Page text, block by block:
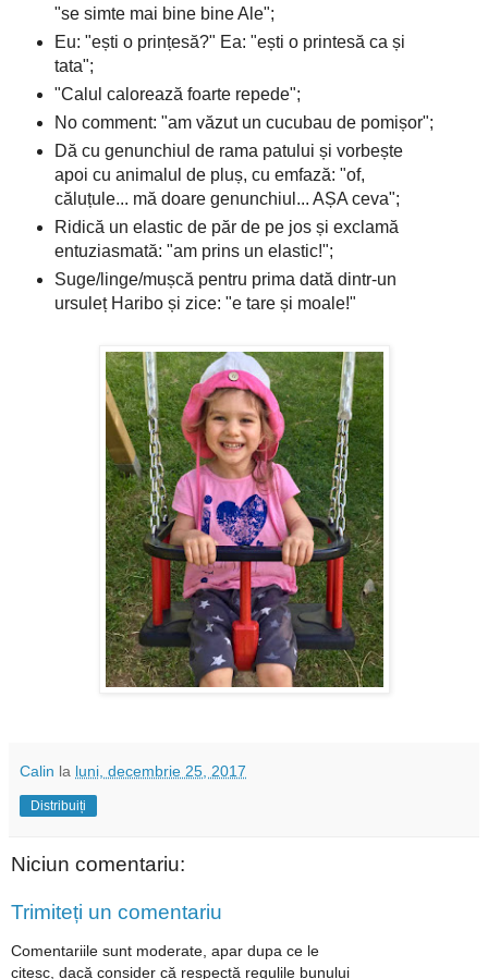
"se simte mai bine bine Ale";
Eu: "ești o prințesă?" Ea: "ești o printesă ca și
tata";
"Calul calorează foarte repede";
No comment: "am văzut un cucubau de pomișor";
Dă cu genunchiul de rama patului și vorbește
apoi cu animalul de pluș, cu emfază: "of,
căluțule... mă doare genunchiul... AȘA ceva";
Ridică un elastic de păr de pe jos și exclamă
entuziasmată: "am prins un elastic!";
Suge/linge/mușcă pentru prima dată dintr-un
ursuleț Haribo și zice: "e tare și moale!"
Calin la luni, decembrie 25, 2017
Distribuiți
Niciun comentariu:
Trimiteți un comentariu
Comentariile sunt moderate, apar dupa ce le
citesc, dacă consider că respectă regulile bunului